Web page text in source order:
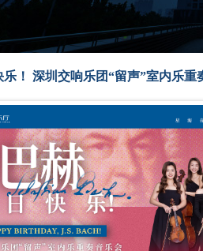
乐！ 深圳交响乐团“留声”室内乐重